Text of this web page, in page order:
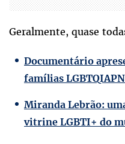
Geralmente, quase
Documentário
famílias
Miranda Lebrão:
vitrine LGBTI+ do